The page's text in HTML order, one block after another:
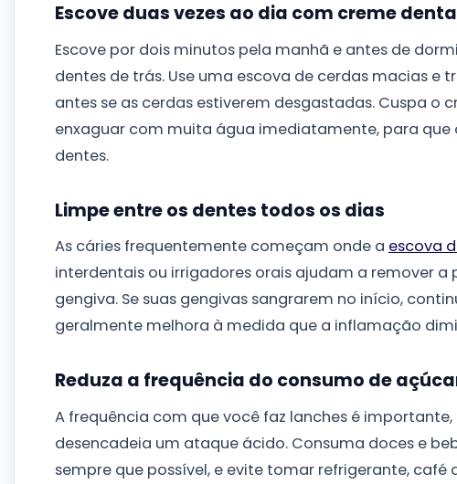
Escove duas vezes ao dia com creme
Escove por dois minutos pela manhã e antes de
dentes de trás. Use uma escova de cerdas macias e
antes se as cerdas estiverem desgastadas. Cuspa o
enxaguar com muita água imediatamente, para
dentes.
Limpe entre os dentes todos os dias
As cáries frequentemente começam onde a escova
interdentais ou irrigadores orais ajudam a remover a
gengiva. Se suas gengivas sangrarem no início,
geralmente melhora à medida que a inflamação
Reduza a frequência do consumo de
A frequência com que você faz lanches é
desencadeia um ataque ácido. Consuma doces e
sempre que possível, e evite tomar refrigerante,